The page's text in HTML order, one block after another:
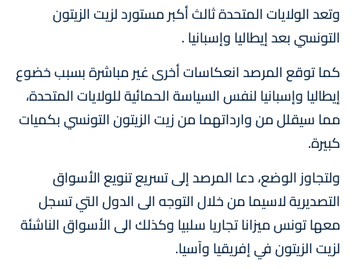
وتعد الولايات المتحدة ثالث أكبر مستورد لزيت الزيتون
التونسي بعد إيطاليا وإسبانيا .
كما توقع المرصد انعكاسات أخرى غير مباشرة بسبب خضوع
إيطاليا وإسبانيا لنفس السياسة الحمائية للولايات المتحدة،
مما سيقلل من وارداتهما من زيت الزيتون التونسي بكميات
كبيرة.
ولتجاوز الوضع، دعا المرصد إلى تسريع تنويع الأسواق
التصديرية لاسيما من خلال التوجه الى الدول التي تسجل
معها تونس ميزانا تجاريا سلبيا وكذلك الى الأسواق الناشئة
لزيت الزيتون في إفريقيا وآسيا.